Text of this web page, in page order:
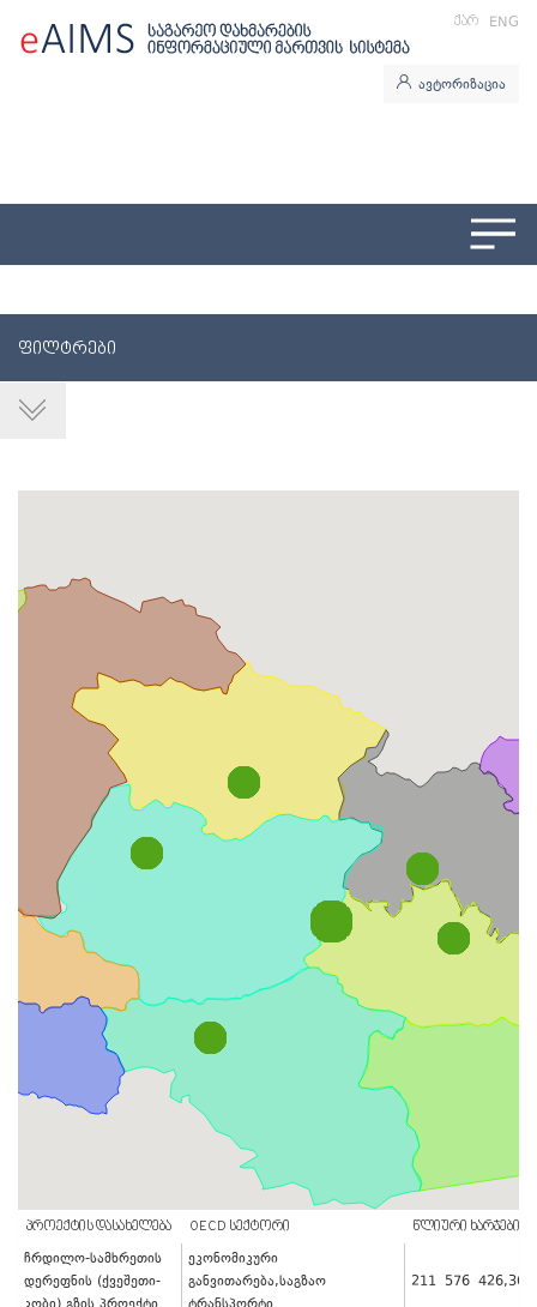
ᲥᲐᲠ ENG
ავტორიზაცია
ᲤᲘᲚᲢᲠᲔᲑᲘ
ᲞᲠᲝᲔᲥᲢᲘᲡ ᲓᲐᲡᲐᲮᲔᲚᲔᲑᲐ OECD ᲡᲔᲥᲢᲝᲠᲘ ᲬᲚᲘᲣᲠᲘ ᲮᲐᲠᲯᲔᲑᲘ /
ჩრდილო-სამხრეთის
დერეფნის (ქვეშეთი-
ეკონომიკური
განვითარება,საგზაო
211 576 426,36